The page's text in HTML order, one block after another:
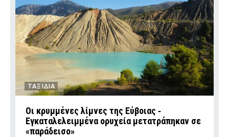
ΤΑΞΙΔΙΑ
Οι κρυμμένες λίμνες της Εύβοιας ‑
Εγκαταλελειμμένα ορυχεία μετατράπηκαν σε
«παράδεισο»